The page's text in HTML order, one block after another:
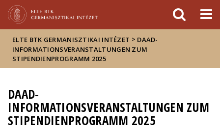
sajtóban
ELTE BTK GERMANISZTIKAI INTÉZET > DAAD-
INFORMATIONSVERANSTALTUNGEN ZUM
STIPENDIENPROGRAMM 2025
DAAD-
INFORMATIONSVERANSTALTUNGEN ZUM
STIPENDIENPROGRAMM 2025